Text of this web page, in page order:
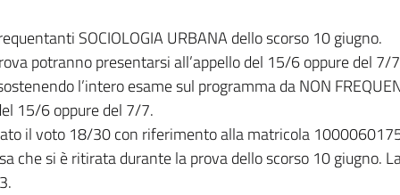
SOCIOLOGIA URBANA dello scorso 10 giugno.
potranno presentarsi all’appello del 15/6 oppure del 7/
l’intero esame sul programma da NON
15/6 oppure del 7/7.
il voto 18/30 con riferimento alla matricola
che si è ritirata durante la prova dello scorso 10 giugno.